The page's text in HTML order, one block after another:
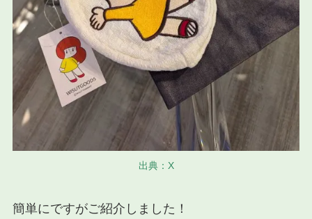
出典：X
簡単にですがご紹介しました！